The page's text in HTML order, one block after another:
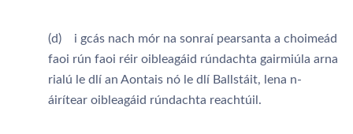
(d) i gcás nach mór na sonraí pearsanta a choimeád
faoi rún faoi réir oibleagáid rúndachta gairmiúla arna
rialú le dlí an Aontais nó le dlí Ballstáit, lena n-
áirítear oibleagáid rúndachta reachtúil.